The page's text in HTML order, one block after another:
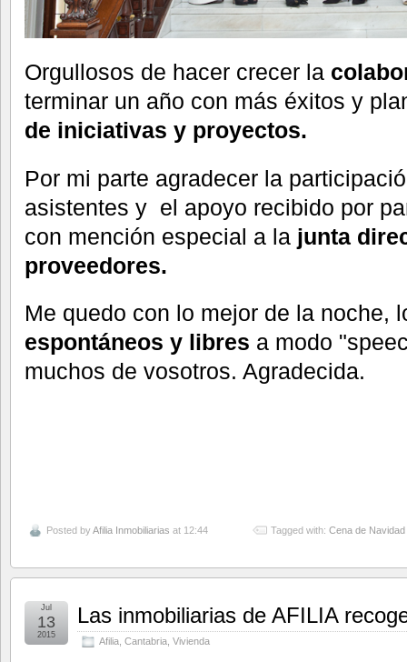
Orgullosos de hacer crecer la
terminar un año con más éxitos y
de iniciativas y proyectos.
Por mi parte agradecer la
asistentes y el apoyo recibido por
con mención especial a la junta
proveedores.
Me quedo con lo mejor de la
espontáneos y libres a modo
muchos de vosotros. Agradecida.
Posted byAfilia Inmobiliarias at 12:44 Tagged with: Cena de Navidad
Las inmobiliarias de AFILIA
Afilia Cantabria Vivienda
Jul
13
2015